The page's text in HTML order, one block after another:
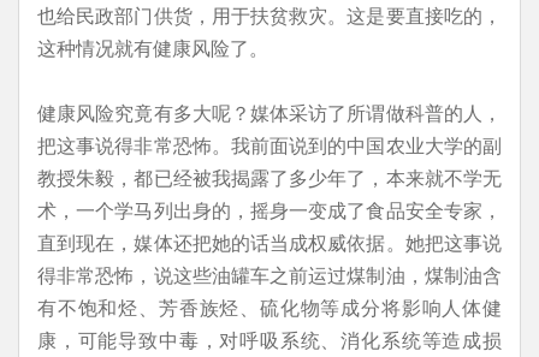
也给民政部门供货，用于扶贫救灾。这是要直接吃的，
这种情况就有健康风险了。
健康风险究竟有多大呢？媒体采访了所谓做科普的人，
把这事说得非常恐怖。我前面说到的中国农业大学的副
教授朱毅，都已经被我揭露了多少年了，本来就不学无
术，一个学马列出身的，摇身一变成了食品安全专家，
直到现在，媒体还把她的话当成权威依据。她把这事说
得非常恐怖，说这些油罐车之前运过煤制油，煤制油含
有不饱和烃、芳香族烃、硫化物等成分将影响人体健
康，可能导致中毒，对呼吸系统、消化系统等造成损